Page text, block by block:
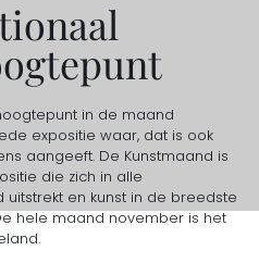
in de maand
expositie waar, dat is ook
aangeeft. De Kunstmaand is
die zich in alle
en kunst in de breedste
hele maand november is het